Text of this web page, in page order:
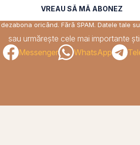
VREAU SĂ MĂ ABONEZ
oricând. Fără SPAM. Datele tale
sau urmărește cele mai importante
Messenger
WhatsApp